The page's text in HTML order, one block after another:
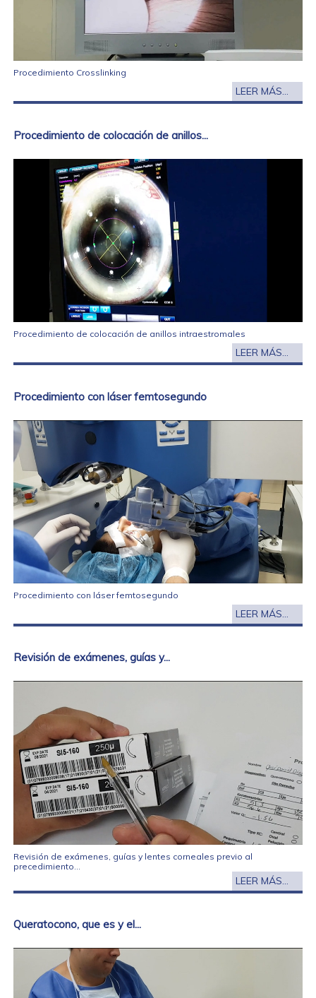
Procedimiento Crosslinking
LEER MÁS...
Procedimiento de colocación de anillos...
Procedimiento de colocación de anillos intraestromales
LEER MÁS...
Procedimiento con láser femtosegundo
Procedimiento con láser femtosegundo
LEER MÁS...
Revisión de exámenes, guías y...
Revisión de exámenes, guías y lentes corneales previo al
precedimiento...
LEER MÁS...
Queratocono, que es y el...